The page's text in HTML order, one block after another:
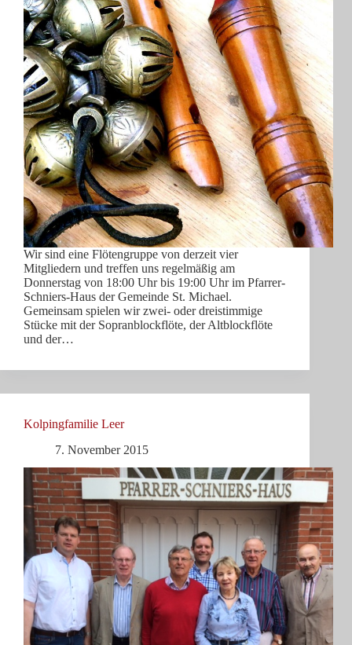
Wir sind eine Flötengruppe von derzeit vier
Mitgliedern und treffen uns regelmäßig am
Donnerstag von 18:00 Uhr bis 19:00 Uhr im Pfarrer-
Schniers-Haus der Gemeinde St. Michael.
Gemeinsam spielen wir zwei- oder dreistimmige
Stücke mit der Sopranblockflöte, der Altblockflöte
und der…
Kolpingfamilie Leer
7. November 2015